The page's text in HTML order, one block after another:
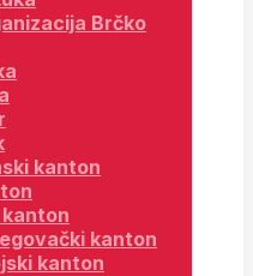
Brčko
kanton
kanton
kanton